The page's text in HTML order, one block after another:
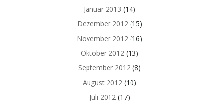
Januar 2013 (14)
Dezember 2012 (15)
November 2012 (16)
Oktober 2012 (13)
September 2012 (8)
August 2012 (10)
Juli 2012 (17)